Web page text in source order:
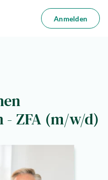
Anmelden
- ZFA (m/w/d)